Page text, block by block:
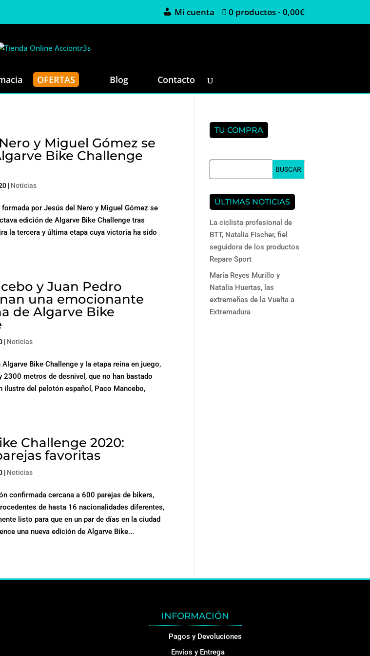
Mi cuenta 0 productos 0,00€
OFERTAS Blog Contacto
y Miguel Gómez se
Bike Challenge
| Noticias
formada por Jesús del Nero y Miguel Gómez se
edición de Algarve Bike Challenge tras
la tercera y última etapa cuya victoria ha sido
y Juan Pedro
una emocionante
de Algarve Bike
| Noticias
Algarve Bike Challenge y la etapa reina en juego,
metros de desnivel, que no han bastado
del pelotón español, Paco Mancebo,
Challenge 2020:
favoritas
| Noticias
confirmada cercana a 600 parejas de bikers,
de hasta 16 nacionalidades diferentes,
listo para que en un par de días en la ciudad
una nueva edición de Algarve Bike...
TU COMPRA
ÚLTIMAS NOTICIAS
La ciclista profesional de
BTT, Natalia Fischer, fiel
seguidora de los productos
Repare Sport
María Reyes Murillo y
Natalia Huertas, las
extremeñas de la Vuelta a
Extremadura
INFORMACIÓN
Pagos y Devoluciones
Envíos y Entrega